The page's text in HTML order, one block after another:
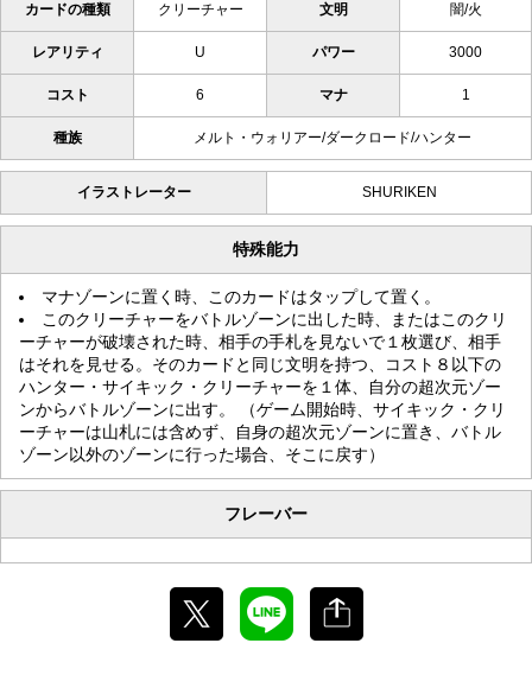
カードの種類 クリーチャー 文明 闇/火
レアリティ U パワー 3000
コスト 6 マナ 1
種族 メルト・ウォリアー/ダークロード/ハンター
イラストレーター SHURIKEN
特殊能力
マナゾーンに置く時、このカードはタップして置く。
このクリーチャーをバトルゾーンに出した時、またはこのクリ
ーチャーが破壊された時、相手の手札を見ないで１枚選び、相手
はそれを見せる。そのカードと同じ文明を持つ、コスト８以下の
ハンター・サイキック・クリーチャーを１体、自分の超次元ゾー
ンからバトルゾーンに出す。 （ゲーム開始時、サイキック・クリ
ーチャーは山札には含めず、自身の超次元ゾーンに置き、バトル
ゾーン以外のゾーンに行った場合、そこに戻す）
フレーバー